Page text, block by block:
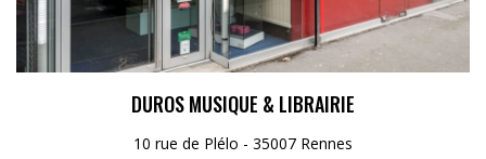
DUROS MUSIQUE & LIBRAIRIE
10 rue de Plélo - 35007 Rennes